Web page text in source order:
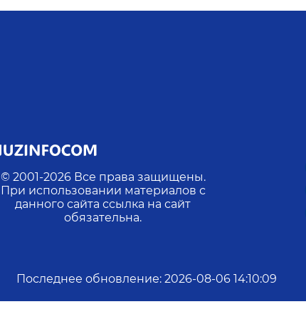
© 2001-2026 Все права защищены.
При использовании материалов с
данного сайта ссылка на сайт
обязательна.
Последнее обновление: 2026-08-06 14:10:09